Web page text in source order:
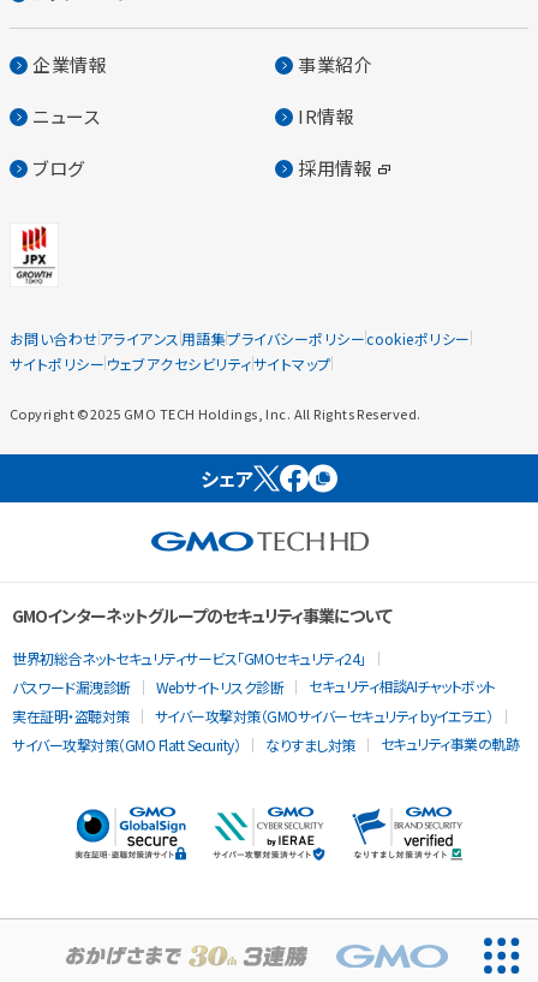
企業情報 事業紹介
ニュース IR情報
ブログ 採用情報
お問い合わせアライアンス 用語集プライバシーポリシーcookieポリシー
サイトポリシー ウェブアクセシビリティサイトマップ
Copyright ©2025 GMO TECH Holdings, Inc. All Rights Reserved.
シェア
GMOインターネットグループのセキュリティ事業について
世界初総合ネットセキュリティサービス「GMOセキュリティ24」
パスワード漏洩診断
Webサイトリスク診断
セキュリティ相談AIチャットボット
実在証明・盗聴対策
サイバー攻撃対策（GMOサイバーセキュリティ byイエラエ）
サイバー攻撃対策（GMO Flatt Security）
なりすまし対策 セキュリティ事業の軌跡